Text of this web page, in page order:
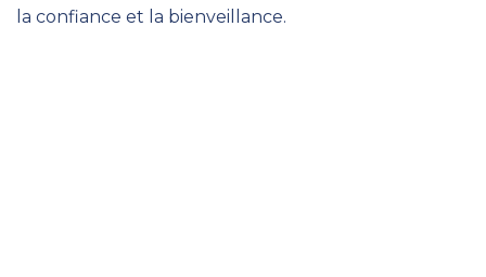
la confiance et la bienveillance.